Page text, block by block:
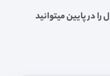
در پایین میتوانید